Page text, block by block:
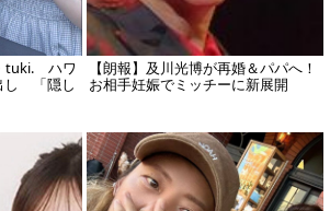
tuki. ハワ
し 「隠し
【朗報】及川光博が再婚＆パパへ！
お相手妊娠でミッチーに新展開